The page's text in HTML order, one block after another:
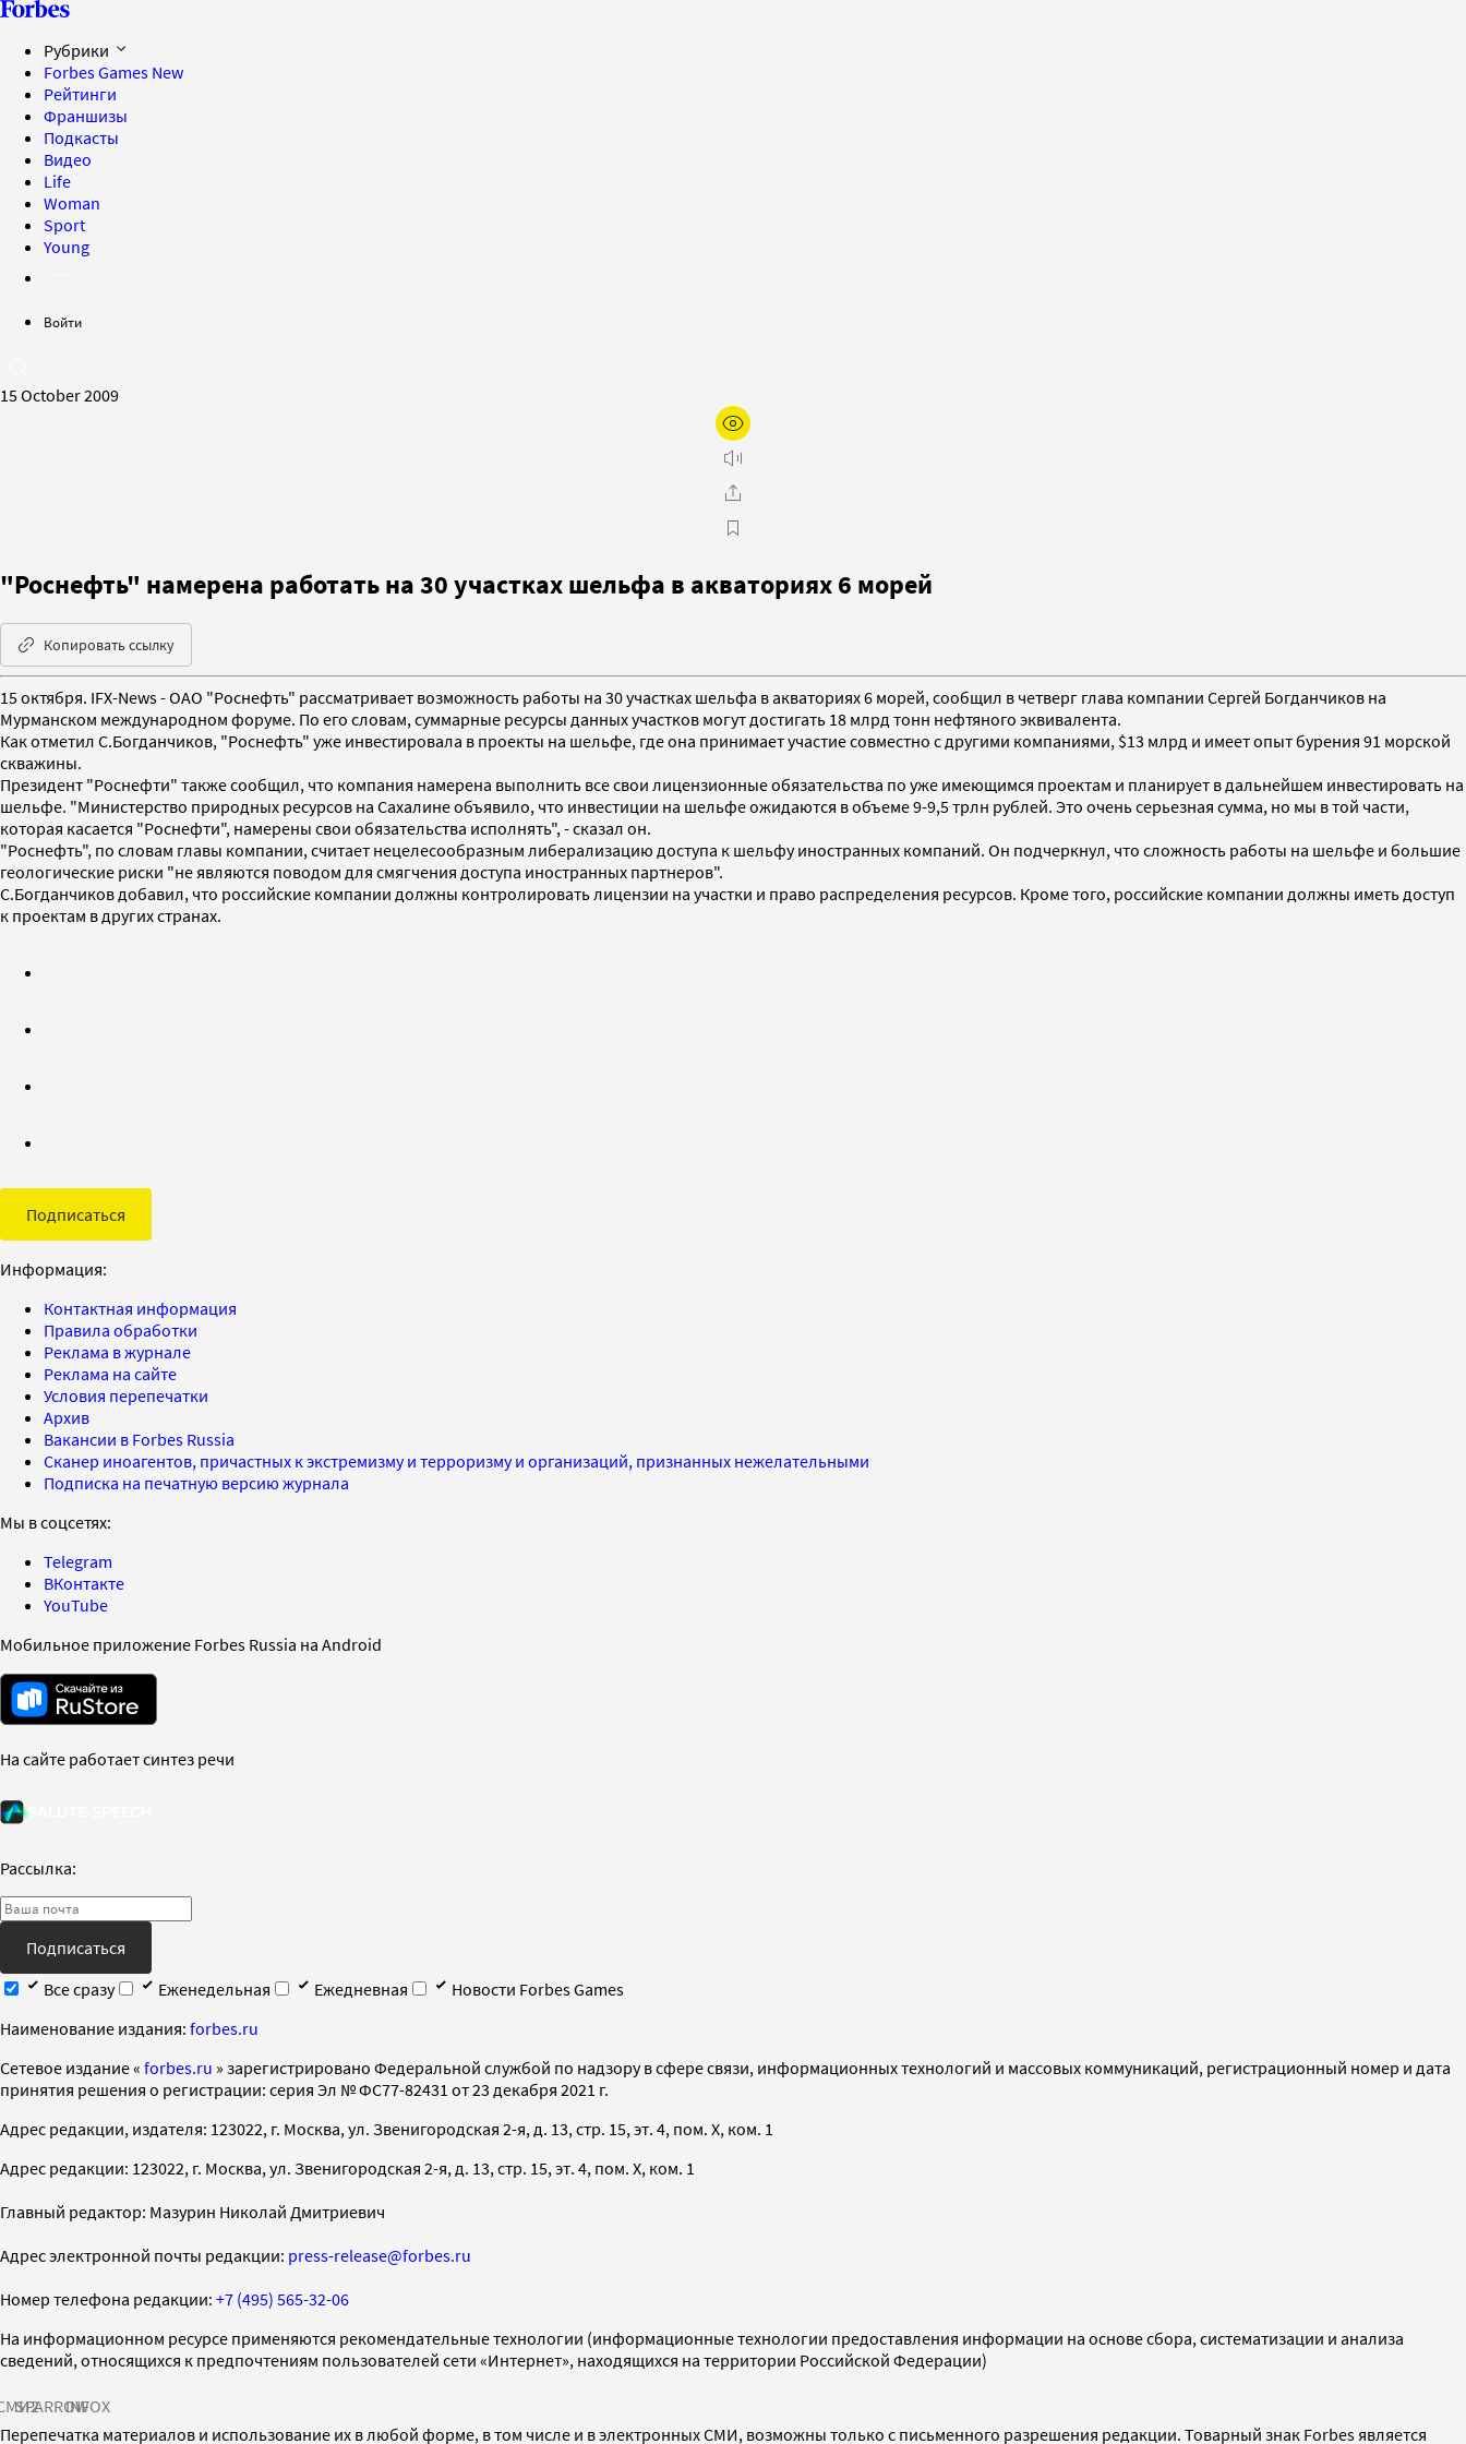
Рубрики
Forbes Games New
Рейтинги
Франшизы
Подкасты
Видео
Life
Woman
Sport
Young
Войти
15 October 2009
"Роснефть" намерена работать на 30 участках шельфа в акваториях 6 морей
Копировать ссылку
15 октября. IFX-News - ОАО "Роснефть" рассматривает возможность работы на 30 участках шельфа в акваториях 6 морей, сообщил в четверг глава компании Сергей Богданчиков на
Мурманском международном форуме. По его словам, суммарные ресурсы данных участков могут достигать 18 млрд тонн нефтяного эквивалента.
Как отметил С.Богданчиков, "Роснефть" уже инвестировала в проекты на шельфе, где она принимает участие совместно с другими компаниями, $13 млрд и имеет опыт бурения 91 морской
скважины.
Президент "Роснефти" также сообщил, что компания намерена выполнить все свои лицензионные обязательства по уже имеющимся проектам и планирует в дальнейшем инвестировать на
шельфе. "Министерство природных ресурсов на Сахалине объявило, что инвестиции на шельфе ожидаются в объеме 9-9,5 трлн рублей. Это очень серьезная сумма, но мы в той части,
которая касается "Роснефти", намерены свои обязательства исполнять", - сказал он.
"Роснефть", по словам главы компании, считает нецелесообразным либерализацию доступа к шельфу иностранных компаний. Он подчеркнул, что сложность работы на шельфе и большие
геологические риски "не являются поводом для смягчения доступа иностранных партнеров".
С.Богданчиков добавил, что российские компании должны контролировать лицензии на участки и право распределения ресурсов. Кроме того, российские компании должны иметь доступ
к проектам в других странах.
Подписаться
Информация:
Контактная информация
Правила обработки
Реклама в журнале
Реклама на сайте
Условия перепечатки
Архив
Вакансии в Forbes Russia
Сканер иноагентов, причастных к экстремизму и терроризму и организаций, признанных нежелательными
Подписка на печатную версию журнала
Мы в соцсетях:
Telegram
ВКонтакте
YouTube
Мобильное приложение Forbes Russia на Android
На сайте работает синтез речи
Рассылка:
Подписаться
Все сразу
Еженедельная Ежедневная
Новости Forbes Games
Наименование издания: forbes.ru
Cетевое издание « forbes.ru » зарегистрировано Федеральной службой по надзору в сфере связи, информационных технологий и массовых коммуникаций, регистрационный номер и дата
принятия решения о регистрации: серия Эл № ФС77-82431 от 23 декабря 2021 г.
Адрес редакции, издателя: 123022, г. Москва, ул. Звенигородская 2-я, д. 13, стр. 15, эт. 4, пом. X, ком. 1
Адрес редакции: 123022, г. Москва, ул. Звенигородская 2-я, д. 13, стр. 15, эт. 4, пом. X, ком. 1
Главный редактор: Мазурин Николай Дмитриевич
Адрес электронной почты редакции: press-release@forbes.ru
Номер телефона редакции: +7 (495) 565-32-06
На информационном ресурсе применяются рекомендательные технологии (информационные технологии предоставления информации на основе сбора, систематизации и анализа
сведений, относящихся к предпочтениям пользователей сети «Интернет», находящихся на территории Российской Федерации)
SPARROWINFOX
Перепечатка материалов и использование их в любой форме, в том числе и в электронных СМИ, возможны только с письменного разрешения редакции. Товарный знак Forbes является